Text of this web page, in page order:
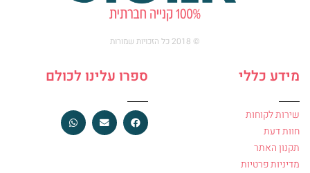
© 2018 כל הזכויות שמורות
מידע כללי
שירות לקוחות
חוות דעת
תקנון האתר
מדיניות פרטיות
ספרו עלינו לכולם